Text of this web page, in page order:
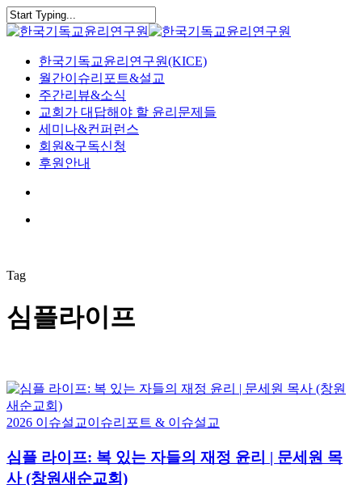
Skip
to
main
content
Close
search
Menu
한국기독교윤리연구원(KICE)
월간이슈리포트&설교
주간리뷰&소식
교회가 대답해야 할 윤리문제들
세미나&컨퍼런스
회원&구독신청
후원안내
Tag
심플라이프
심
라
이
2026 이슈설교이슈리포트 & 이슈설교
심플 라이프: 복 있는 자들의 재정 윤리 | 문세원 목
사 (창원새순교회)